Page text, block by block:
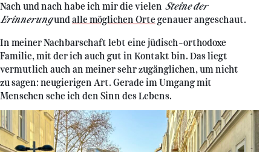
Nach und nach habe ich mir die vielen Steine der
Erinnerungundalle möglichen Ortegenauer angeschaut.
In meiner Nachbarschaft lebt eine jüdisch-orthodoxe
Familie, mit der ich auch gut in Kontakt bin. Das liegt
vermutlich auch an meiner sehr zugänglichen, um nicht
zu sagen: neugierigen Art. Gerade im Umgang mit
Menschen sehe ich den Sinn des Lebens.